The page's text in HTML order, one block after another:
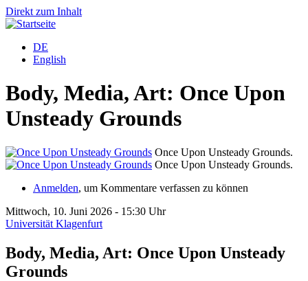
Direkt zum Inhalt
DE
English
Body, Media, Art: Once Upon
Unsteady Grounds
Once Upon Unsteady Grounds.
Once Upon Unsteady Grounds.
Anmelden, um Kommentare verfassen zu können
Mittwoch, 10. Juni 2026 - 15:30 Uhr
Universität Klagenfurt
Body, Media, Art: Once Upon Unsteady
Grounds